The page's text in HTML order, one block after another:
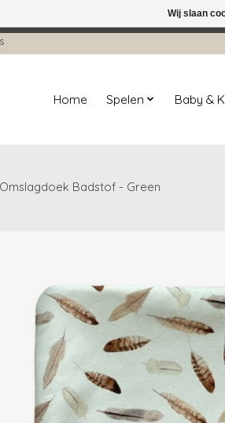
Home Spelen Baby &
Badstof - Green
Wij slaan
← Keer terug naar de backoffice